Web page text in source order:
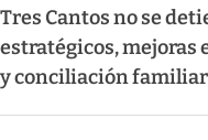
Tres Cantos no se
estratégicos, mejoras
y conciliación familiar